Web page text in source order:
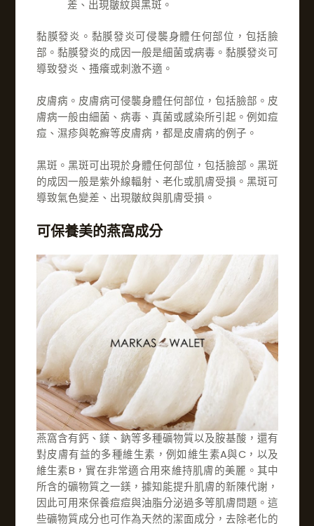
差、出現皺紋與黑斑。
黏膜發炎。黏膜發炎可侵襲身體任何部位，包括臉
部。黏膜發炎的成因一般是細菌或病毒。黏膜發炎可
導致發炎、搔癢或刺激不適。
皮膚病。皮膚病可侵襲身體任何部位，包括臉部。皮
膚病一般由細菌、病毒、真菌或感染所引起。例如痘
痘、濕疹與乾癬等皮膚病，都是皮膚病的例子。
黑斑。黑斑可出現於身體任何部位，包括臉部。黑斑
的成因一般是紫外線輻射、老化或肌膚受損。黑斑可
導致氣色變差、出現皺紋與肌膚受損。
可保養美的燕窩成分
燕窩含有鈣、鎂、鈉等多種礦物質以及胺基酸，還有
對皮膚有益的多種維生素，例如維生素A與C，以及
維生素B，實在非常適合用來維持肌膚的美麗。其中
所含的礦物質之一鎂，據知能提升肌膚的新陳代謝，
因此可用來保養痘痘與油脂分泌過多等肌膚問題。這
些礦物質成分也可作為天然的潔面成分，去除老化的